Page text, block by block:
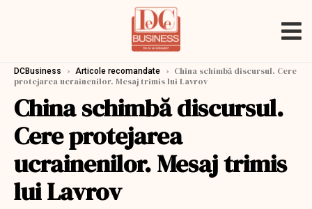
DCBusiness › Articole recomandate › China schimbă discursul. Cere
protejarea ucrainenilor. Mesaj trimis lui Lavrov
China schimbă discursul.
Cere protejarea
ucrainenilor. Mesaj trimis
lui Lavrov